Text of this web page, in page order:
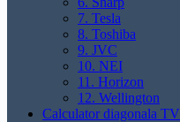
7. Tesla
8. Toshiba
9. JVC
10. NEI
11. Horizon
12. Wellington
Calculator diagonala TV